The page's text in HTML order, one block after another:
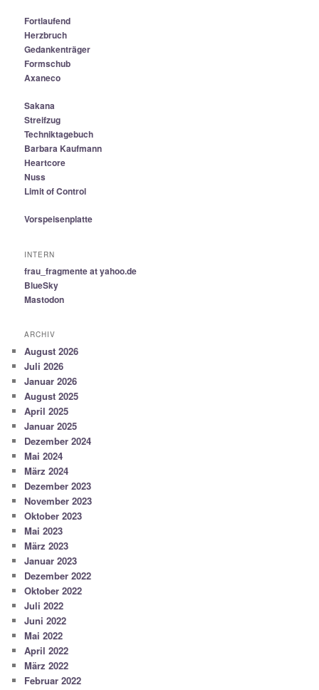
Fortlaufend
Herzbruch
Gedankenträger
Formschub
Axaneco
Sakana
Streifzug
Techniktagebuch
Barbara Kaufmann
Heartcore
Nuss
Limit of Control
Vorspeisenplatte
INTERN
frau_fragmente at yahoo.de
BlueSky
Mastodon
ARCHIV
August 2026
Juli 2026
Januar 2026
August 2025
April 2025
Januar 2025
Dezember 2024
Mai 2024
März 2024
Dezember 2023
November 2023
Oktober 2023
Mai 2023
März 2023
Januar 2023
Dezember 2022
Oktober 2022
Juli 2022
Juni 2022
Mai 2022
April 2022
März 2022
Februar 2022